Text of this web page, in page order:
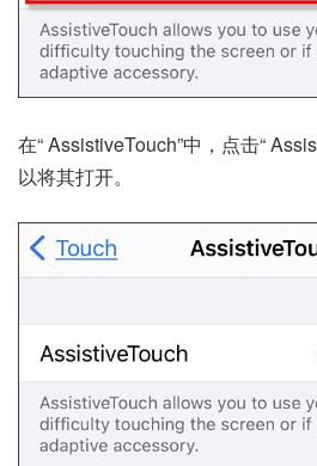
在“ AssistiveTouch”中，点击“
以将其打开。